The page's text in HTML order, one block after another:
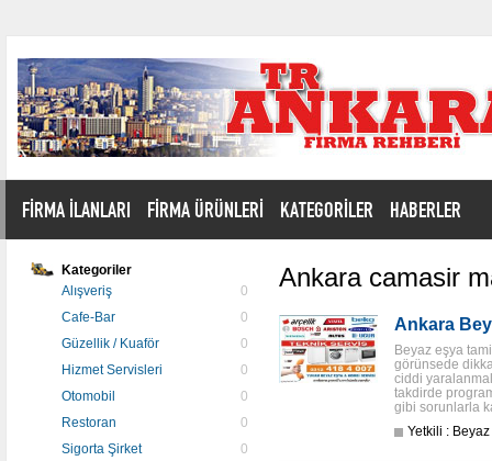
FİRMA İLANLARI FİRMA ÜRÜNLERİ KATEGORİLER HABERLER
Kategoriler
Alışveriş
0
Cafe-Bar
0
Güzellik / Kuaför
0
Hizmet Servisleri
0
Otomobil
0
Restoran
0
Sigorta Şirket
0
Ankara camasir
Ankara
Beyaz eşya
görünsede
ciddi
takdirde
gibi sorunlarla
Yetkili :